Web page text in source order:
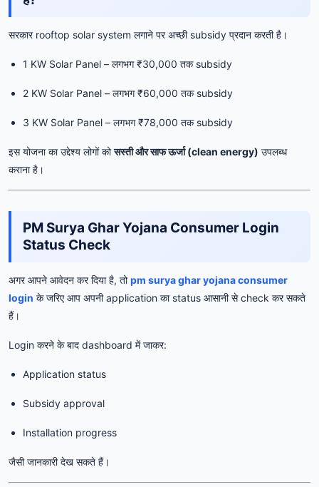
सरकार rooftop solar system लगाने पर अच्छी subsidy प्रदान करती है।
1 KW Solar Panel – लगभग ₹30,000 तक subsidy
2 KW Solar Panel – लगभग ₹60,000 तक subsidy
3 KW Solar Panel – लगभग ₹78,000 तक subsidy
इस योजना का उद्देश्य लोगों कोसस्ती और साफ ऊर्जा (clean energy) उपलब्ध
कराना है।
PM Surya Ghar Yojana Consumer Login
Status Check
अगर आपने आवेदन कर दिया है, तोpm surya ghar yojana consumer
login के जरिए आप अपनी application का status आसानी से check कर सकते
हैं।
Login करने के बाद dashboard में जाकर:
Application status
Subsidy approval
Installation progress
जैसी जानकारी देख सकते हैं।